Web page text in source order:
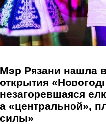
Мэр Рязани нашла
открытия
незагоревшаяся
а «центральной»,
силы»